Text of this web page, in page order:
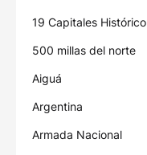
19 Capitales Histórico
500 millas del norte
Aiguá
Argentina
Armada Nacional